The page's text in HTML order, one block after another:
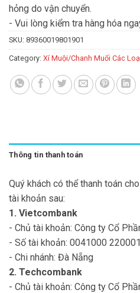
hỏng do vận chuyển.
- Vui lòng kiểm tra hàng hóa
SKU: 89360019801901
Category: Xí Muội/Chanh Muối Các
Thông tin thanh toán
Quý khách có thể thanh toán
tài khoản sau:
1. Vietcombank
- Chủ tài khoản: Công ty Cổ
- Số tài khoản: 0041000 220001
- Chi nhánh: Đà Nẵng
2. Techcombank
- Chủ tài khoản: Công ty Cổ